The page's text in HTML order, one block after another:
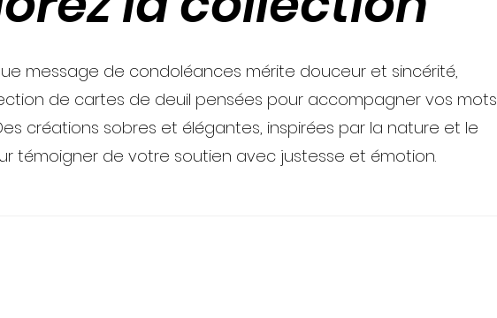
message de condoléances mérite douceur et sincérité,
de cartes de deuil pensées pour accompagner vos mots
créations sobres et élégantes, inspirées par la nature et le
témoigner de votre soutien avec justesse et émotion.